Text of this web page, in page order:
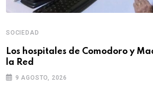
SOCIEDAD
Los hospitales de Comodoro y
la Red
9 AGOSTO, 2026